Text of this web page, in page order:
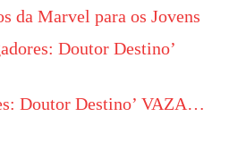
da Marvel para os Jovens
Doutor Destino’
Doutor Destino’ VAZA…